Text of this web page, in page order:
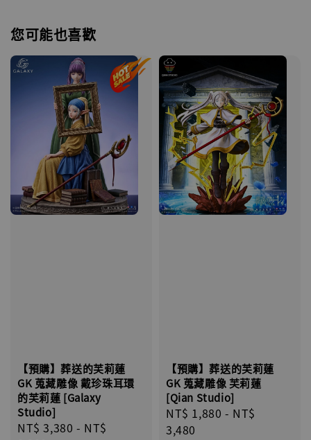
您可能也喜歡
【預購】葬送的芙莉蓮
GK 蒐藏雕像 戴珍珠耳環
的芙莉蓮 [Galaxy
Studio]
Regular
NT$ 3,380 - NT$
【預購】葬送的芙莉蓮
GK 蒐藏雕像 芙莉蓮
[Qian Studio]
Regular
price
NT$ 1,880 - NT$
3,480